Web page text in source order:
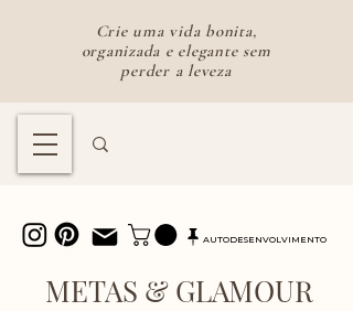
Crie uma vida bonita,
organizada e elegante sem
perder a leveza
AUTODESENVOLVIMENTO
METAS & GLAMOUR